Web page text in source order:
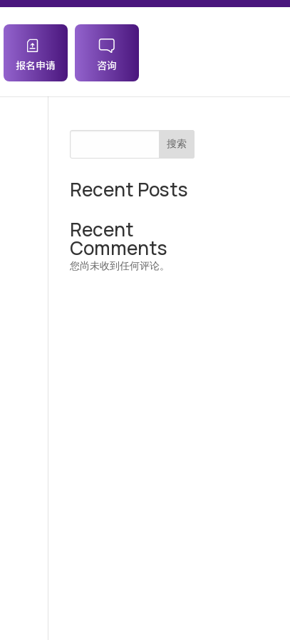
报名申请 咨询
搜索
Recent Posts
Recent
Comments
您尚未收到任何评论。